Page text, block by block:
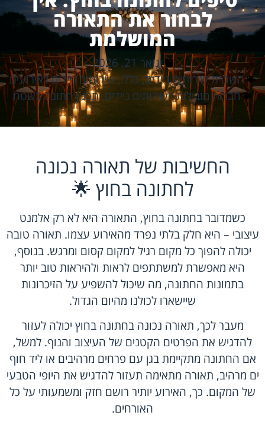
לבחור את התאורה
המושלמת
ינואר 21, 2026
השכרת שירותים ניידים,כללי,שירותים ניידים לאירועים
חברות מובילות לשירותים ניידים,תכנון חתונה בשטח
החשיבות של תאורה נכונה
לחתונה בחוץ 🌟
כשמדובר בחתונה בחוץ, התאורה היא לא רק אלמנט
עיצובי – היא חלק בלתי נפרד מהאירוע עצמו. תאורה טובה
יכולה להפוך כל מקום רגיל למקום קסום ומרגש. בנוסף,
היא מאפשרת למשתתפים לראות ולהיראות טוב יותר
בתמונות החתונה, מה שיכול להשפיע על הזיכרונות
שיישארו לכולנו מהיום הגדול.
מעבר לכך, תאורה נכונה בחתונה בחוץ יכולה לעזור
להדגיש את הפרטים הקטנים של העיצוב והנוף. למשל,
אם החתונה מתקיימת בגן עם פרחים מרהיבים או ליד חוף
ים מרהיב, תאורה מתאימה תעזור להדגיש את היופי הטבעי
של המקום. כך, האירוע יותיר רושם חזק ומשמעותי על כל
האורחים.